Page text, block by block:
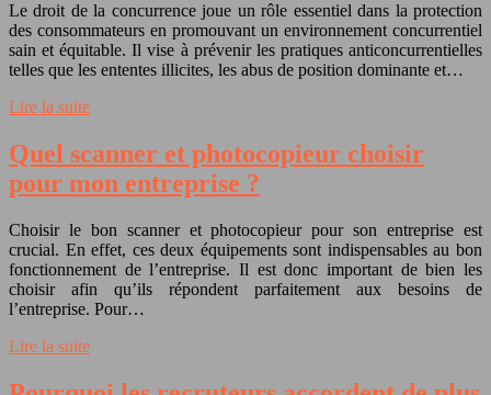
Le droit de la concurrence joue un rôle essentiel dans la protection
des consommateurs en promouvant un environnement concurrentiel
sain et équitable. Il vise à prévenir les pratiques anticoncurrentielles
telles que les ententes illicites, les abus de position dominante et…
Lire la suite
Quel scanner et photocopieur choisir
pour mon entreprise ?
Choisir le bon scanner et photocopieur pour son entreprise est
crucial. En effet, ces deux équipements sont indispensables au bon
fonctionnement de l’entreprise. Il est donc important de bien les
choisir afin qu’ils répondent parfaitement aux besoins de
l’entreprise. Pour…
Lire la suite